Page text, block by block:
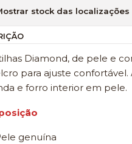
stock das localizações
Diamond, de pele e
para ajuste
e forro interior em pele.
genuína